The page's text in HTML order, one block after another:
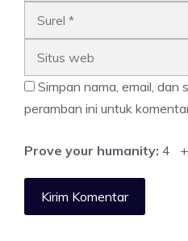
Simpan nama, email, dan
peramban ini untuk
Prove your humanity: 4